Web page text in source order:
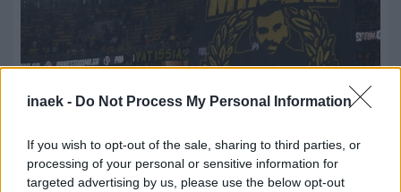
inaek - Do Not Process My Personal Information
If you wish to opt-out of the sale, sharing to third parties, or
processing of your personal or sensitive information for
targeted advertising by us, please use the below opt-out